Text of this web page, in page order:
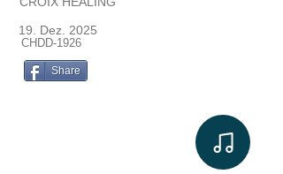
19. Dez. 2025
CHDD-1926
Share